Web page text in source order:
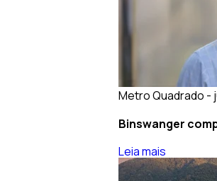
Metro Quadrado -
Binswanger
Leia mais